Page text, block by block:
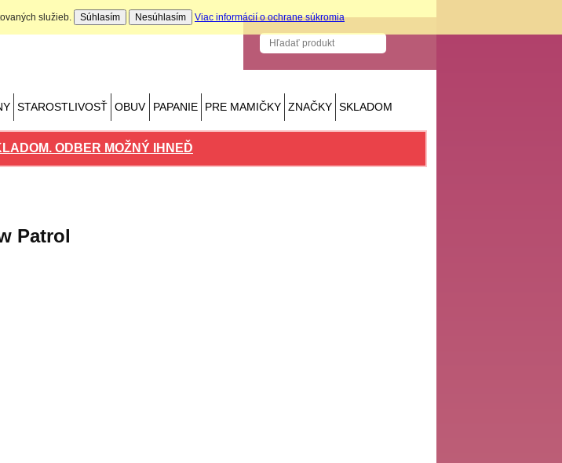
STAROSTLIVOSŤ OBUV PAPANIE PRE MAMIČKY ZNAČKY SKLADOM
ODBER MOŽNÝ IHNEĎ
Nákupný košík
Patrol
služieb. Súhlasím Nesúhlasím Viac informácií o ochrane súkromia